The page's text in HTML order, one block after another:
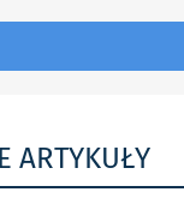
ARTYKUŁY